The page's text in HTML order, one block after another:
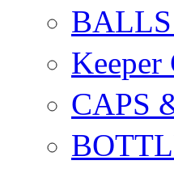
CAPS